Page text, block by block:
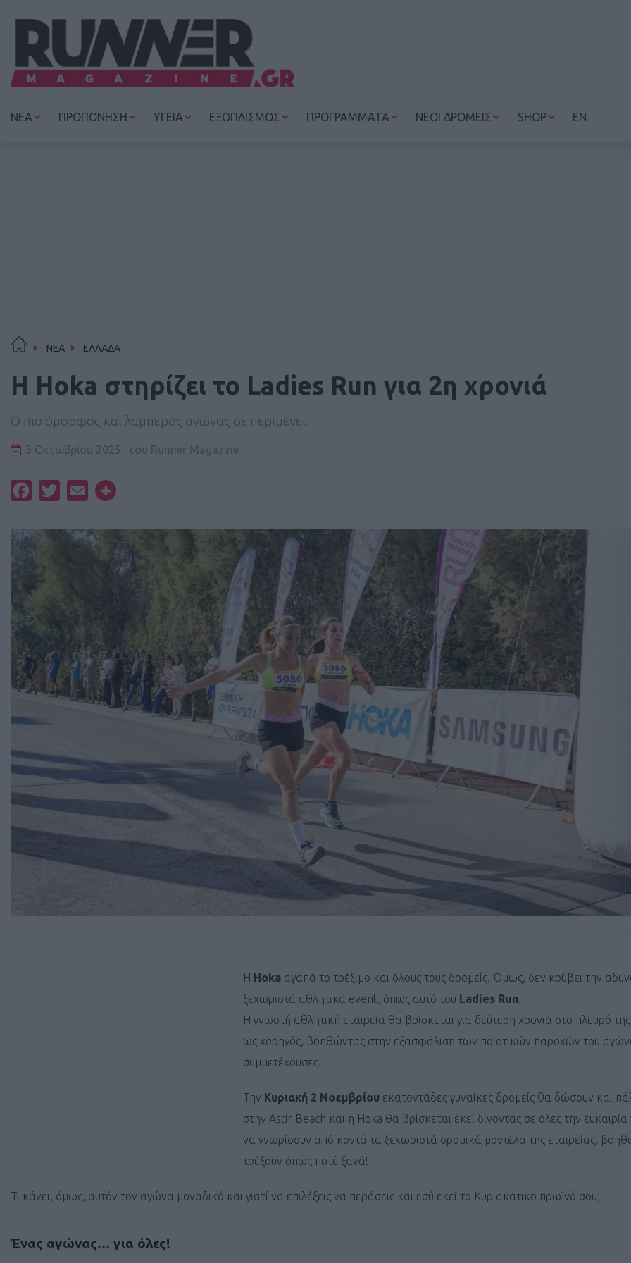
ΝΕΑ ΠΡΟΠΟΝΗΣΗ ΥΓΕΙΑ ΕΞΟΠΛΙΣΜΟΣ ΠΡΟΓΡΑΜΜΑΤΑ ΝΕΟΙ ΔΡΟΜΕΙΣ SHOP EN
ΝΕΑ ΕΛΛΑΔΑ
Η Hoka στηρίζει το Ladies Run για 2η χρονιά
Ο πιο όμορφος και λαμπερός αγώνας σε περιμένει!
3 Οκτωβρίου 2025 του Runner Magazine
FacebookTwitterEmail
H Hoka αγαπά το τρέξιμο και όλους τους δρομείς. Όμως, δεν κρύβει την
ξεχωριστά αθλητικά event, όπως αυτό του Ladies Run.
Η γνωστή αθλητική εταιρεία θα βρίσκεται για δεύτερη χρονιά στο πλευρό
ως χορηγός, βοηθώντας στην εξασφάλιση των ποιοτικών παροχών του
συμμετέχουσες.
Την Κυριακή 2 Νοεμβρίου εκατοντάδες γυναίκες δρομείς θα δώσουν και
στην Astir Beach και η Hoka θα βρίσκεται εκεί δίνοντας σε όλες την ευκαιρία
να γνωρίσουν από κοντά τα ξεχωριστά δρομικά μοντέλα της εταιρείας,
τρέξουν όπως ποτέ ξανά!
Τι κάνει, όμως, αυτόν τον αγώνα μοναδικό και γιατί να επιλέξεις να περάσεις και εσύ εκεί το Κυριακάτικο πρωϊνό σου;
Ένας αγώνας… για όλες!